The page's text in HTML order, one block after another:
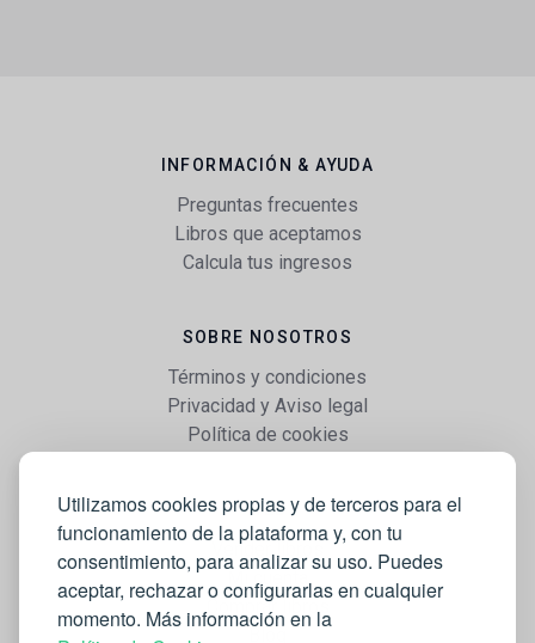
Utilizamos cookies propias y de terceros para el
funcionamiento de la plataforma y, con tu
consentimiento, para analizar su uso. Puedes
aceptar, rechazar o configurarlas en cualquier
momento. Más información en la
INFORMACIÓN & AYUDA
Preguntas frecuentes
Libros que aceptamos
Calcula tus ingresos
SOBRE NOSOTROS
Términos y condiciones
Privacidad y Aviso legal
Política de cookies
WEB
Vender libros
Mi cuenta
Comprar libros